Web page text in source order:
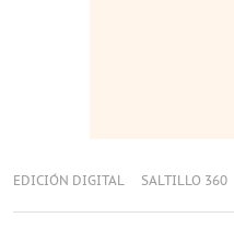
EDICIÓN DIGITAL SALTILLO 360